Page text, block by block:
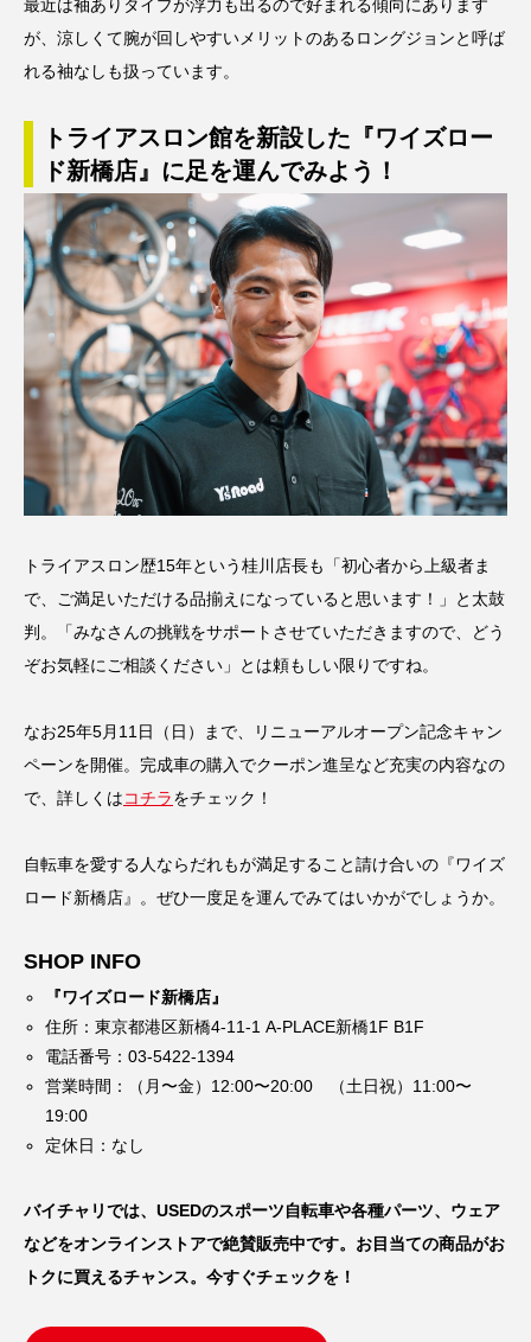
最近は袖ありタイプが浮力も出るので好まれる傾向にあります
が、涼しくて腕が回しやすいメリットのあるロングジョンと呼ば
れる袖なしも扱っています。
トライアスロン館を新設した『ワイズロー
ド新橋店』に足を運んでみよう！
トライアスロン歴15年という桂川店長も「初心者から上級者ま
で、ご満足いただける品揃えになっていると思います！」と太鼓
判。「みなさんの挑戦をサポートさせていただきますので、どう
ぞお気軽にご相談ください」とは頼もしい限りですね。
なお25年5月11日（日）まで、リニューアルオープン記念キャン
ペーンを開催。完成車の購入でクーポン進呈など充実の内容なの
で、詳しくはコチラをチェック！
自転車を愛する人ならだれもが満足すること請け合いの『ワイズ
ロード新橋店』。ぜひ一度足を運んでみてはいかがでしょうか。
SHOP INFO
『ワイズロード新橋店』
住所：東京都港区新橋4-11-1 A-PLACE新橋1F B1F
電話番号：03-5422-1394
営業時間：（月〜金）12:00〜20:00 （土日祝）11:00〜
19:00
定休日：なし
バイチャリでは、USEDのスポーツ自転車や各種パーツ、ウェア
などをオンラインストアで絶賛販売中です。お目当ての商品がお
トクに買えるチャンス。今すぐチェックを！